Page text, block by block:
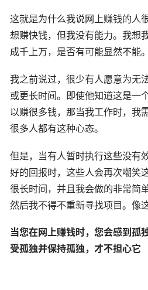
这就是为什么我说网上赚钱的人
想赚快钱，但我没有能力。我想
成千上万，是否有可能显然不能。
我之前说过，很少有人愿意为无
或更长时间。即使他知道这是一
以赚很多钱，那当我工作时，我
很多人都有这种心态。
但是，当有人暂时执行这些没有
好的回报时，这些人会再次嘲笑
很长时间，并且我会做的非常简
然后我不得不重新寻找项目。像这
当您在网上赚钱时，您会感到孤
受孤独并保持孤独，才不担心它